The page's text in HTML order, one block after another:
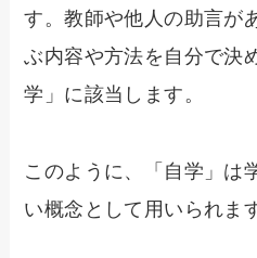
す。教師や他人の助言が
ぶ内容や方法を自分で決
学」に該当します。
このように、「自学」は
い概念として用いられま